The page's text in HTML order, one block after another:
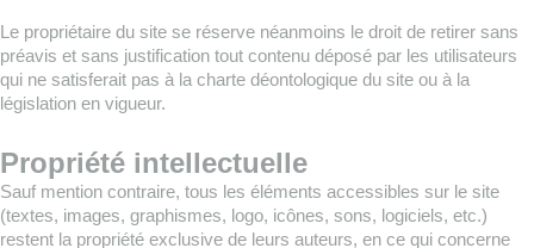
Le propriétaire du site se réserve néanmoins le droit de retirer sans
préavis et sans justification tout contenu déposé par les utilisateurs
qui ne satisferait pas à la charte déontologique du site ou à la
législation en vigueur.
Propriété intellectuelle
Sauf mention contraire, tous les éléments accessibles sur le site
(textes, images, graphismes, logo, icônes, sons, logiciels, etc.)
restent la propriété exclusive de leurs auteurs, en ce qui concerne